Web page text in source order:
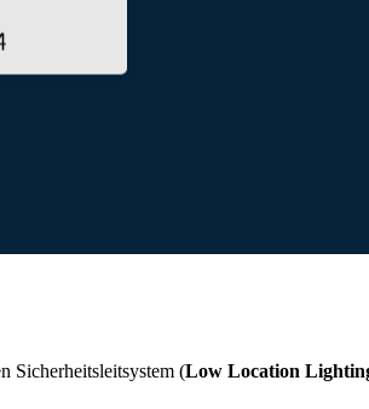
Sicherheitsleitsystem (Low Location